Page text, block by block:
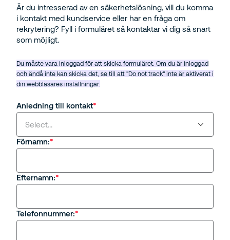
Är du intresserad av en säkerhetslösning, vill du komma
i kontakt med kundservice eller har en fråga om
rekrytering? Fyll i formuläret så kontaktar vi dig så snart
som möjligt.
Du måste vara inloggad för att skicka formuläret. Om du är inloggad
och ändå inte kan skicka det, se till att "Do not track" inte är aktiverat i
din webbläsares inställningar.
Anledning till kontakt
Select...
Jag är intresserad av en tjänst eller
säkerhetslösning från Securitas
Jag är kund hos Securitas
Förnamn:
Efternamn:
Telefonnummer: